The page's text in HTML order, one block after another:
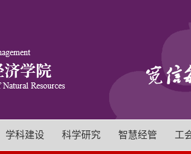
学科建设 科学研究 智慧经管 工